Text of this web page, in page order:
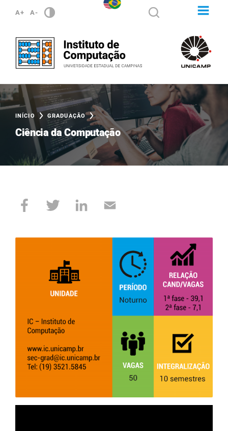
A+ A-
INÍCIO GRADUAÇÃO
Ciência da Computação